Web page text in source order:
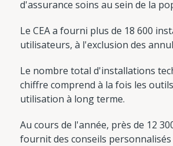
d'assurance soins au sein de la
Le CEA a fourni plus de 18 600
utilisateurs, à l'exclusion des
Le nombre total d'installations
chiffre comprend à la fois les
utilisation à long terme.
Au cours de l'année, près de 12
fournit des conseils